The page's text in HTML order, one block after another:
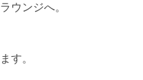
ウンジへ。
す。